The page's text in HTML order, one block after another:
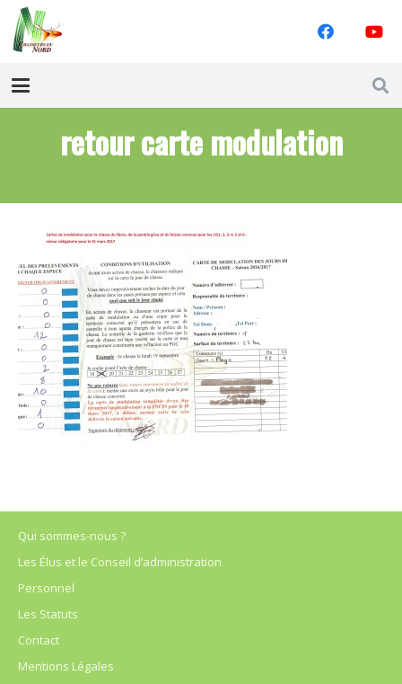
retour carte modulation
Qui sommes-nous ?
Les Élus et le Conseil d’administration
Personnel
Les Statuts
Contact
Mentions Légales